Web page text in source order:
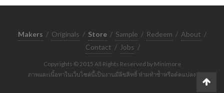
Makers / Originals / Store / Sample / Redeem / About /
Contact / Jobs /
Copyrights © 2015 All Rights Reserved by Minimore
ภาพและเนื้อหาในเว็บไซต์นี้เป็นงานมีลิขสิทธิ์ ห้ามทำซ้ำหรือดัดแปลง